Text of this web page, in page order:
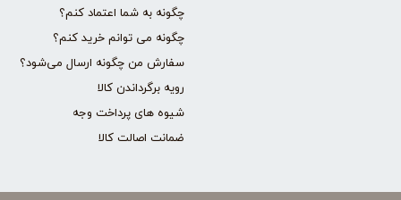
چگونه به شما اعتماد کنم؟
چگونه می توانم خرید کنم؟
سفارش من چگونه ارسال می‌شود؟
رویه برگرداندن کالا
شیوه های پرداخت وجه
ضمانت اصالت کالا